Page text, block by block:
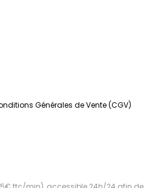
Générales de Vente (CGV)